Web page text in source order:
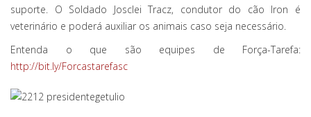
suporte. O Soldado Josclei Tracz, condutor do cão Iron é
veterinário e poderá auxiliar os animais caso seja necessário.
Entenda o que são equipes de Força-Tarefa:
http://bit.ly/Forcastarefasc